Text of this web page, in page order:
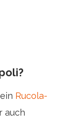
Rucola-
auch